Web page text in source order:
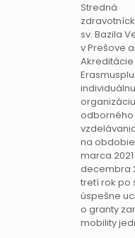
Stredná
sv. Bazila
v Prešove
Akreditácie
individuálnu
odborného
na obdobie
marca 2021
decembra
tretí rok po
úspešne
o granty
mobility